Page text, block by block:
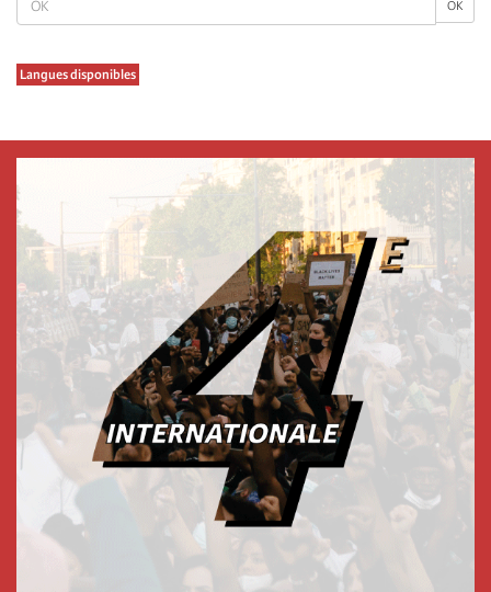
OK
Langues disponibles